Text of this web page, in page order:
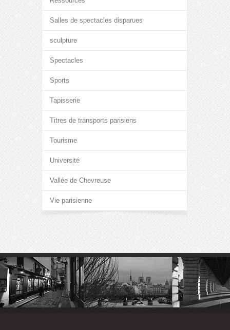
Salles de spectacles disparues
sculpture
Spectacles
Sports
Tapisserie
Titres de transports parisiens
Tourisme
Université
Vallée de Chevreuse
Vie parisienne